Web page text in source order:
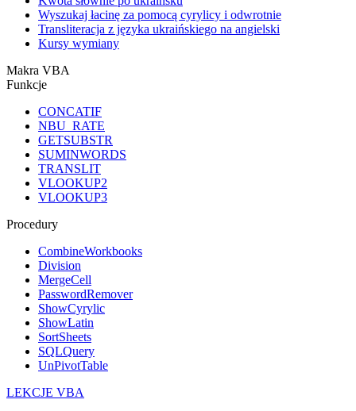
Wyszukaj łacinę za pomocą cyrylicy i odwrotnie
Transliteracja z języka ukraińskiego na angielski
Kursy wymiany
Makra VBA
Funkcje
CONCATIF
NBU_RATE
GETSUBSTR
SUMINWORDS
TRANSLIT
VLOOKUP2
VLOOKUP3
Procedury
CombineWorkbooks
Division
MergeCell
PasswordRemover
ShowCyrylic
ShowLatin
SortSheets
SQLQuery
UnPivotTable
LEKCJE VBA